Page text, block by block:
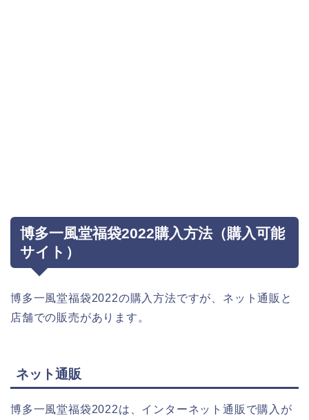
博多一風堂福袋2022購入方法（購入可能
サイト）
博多一風堂福袋2022の購入方法ですが、ネット通販と
店舗での販売があります。
ネット通販
博多一風堂福袋2022は、インターネット通販で購入が